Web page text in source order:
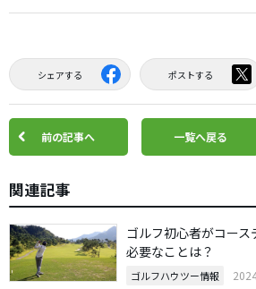
シェアする ポストする
前の記事へ 一覧へ戻る
関連記事
ゴルフ初心者がコー
必要なことは？
ゴルフハウツー情報